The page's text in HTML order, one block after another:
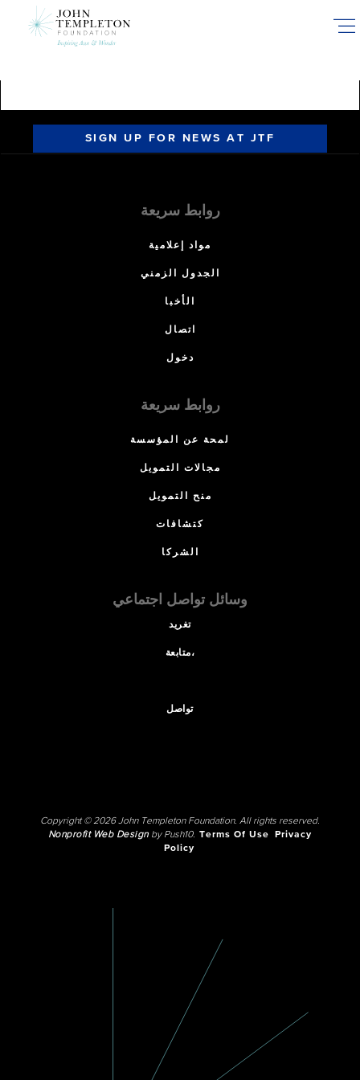
SIGN UP FOR NEWS AT JTF
روابط سريعة
مواد إعلامية
الجدول الزمني
الأخبا
اتصال
دخول
روابط سريعة
لمحة عن المؤسسة
مجالات التمويل
منح التمويل
كتشافات
الشركا
وسائل تواصل اجتماعي
تغريد
متابعة،
تواصل
Copyright © 2026 John Templeton Foundation. All rights reserved.
Nonprofit Web Designby Push10. Terms Of Use
Privacy
Policy